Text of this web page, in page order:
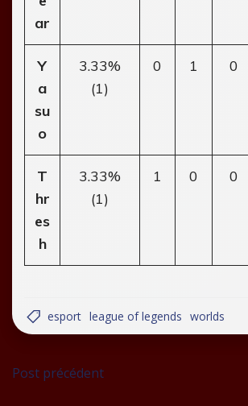
ar
Y
a
su
o
3.33%
(1)
0 1 0
T
hr
es
h
3.33%
(1)
1 0 0
esport league of legends worlds
Navigation
Post précédent